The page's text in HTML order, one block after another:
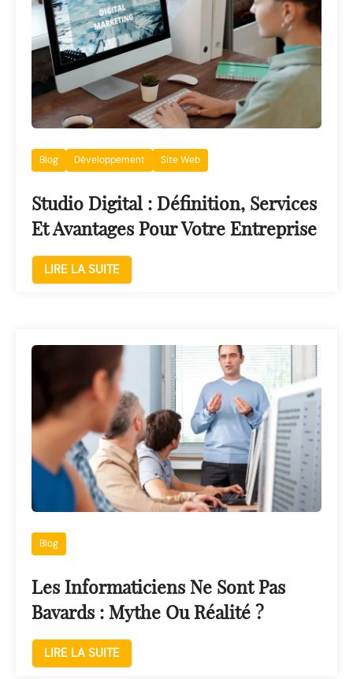
Blog Développement Site Web
Studio Digital : Définition, Services
Et Avantages Pour Votre Entreprise
LIRE LA SUITE
Blog
Les Informaticiens Ne Sont Pas
Bavards : Mythe Ou Réalité ?
LIRE LA SUITE